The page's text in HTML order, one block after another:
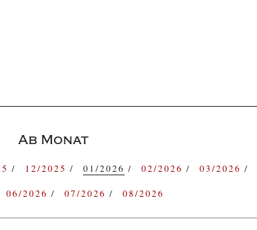
Ab Monat
12/2025 01/2026 02/2026 03/2026
06/2026 07/2026 08/2026